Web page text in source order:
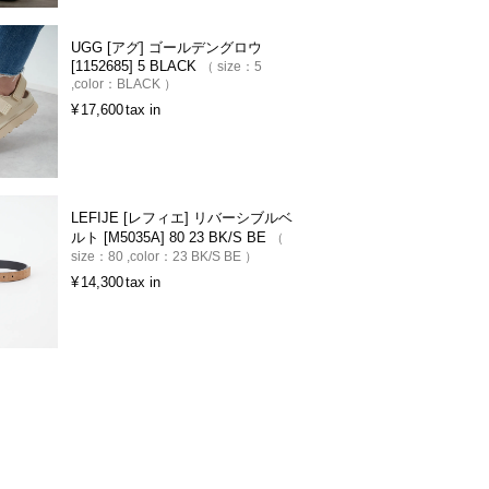
UGG [アグ] ゴールデングロウ
[1152685] 5 BLACK
size： 5
color： BLACK
¥ 17,600tax in
LEFIJE [レフィエ] リバーシブルベ
ルト [M5035A] 80 23 BK/S BE
size： 80 color： 23 BK/S BE
¥ 14,300tax in